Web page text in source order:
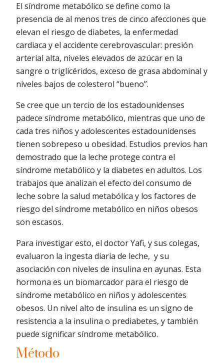
El síndrome metabólico se define como la
presencia de al menos tres de cinco afecciones que
elevan el riesgo de diabetes, la enfermedad
cardiaca y el accidente cerebrovascular: presión
arterial alta, niveles elevados de azúcar en la
sangre o triglicéridos, exceso de grasa abdominal y
niveles bajos de colesterol “bueno”.
Se cree que un tercio de los estadounidenses
padece síndrome metabólico, mientras que uno de
cada tres niños y adolescentes estadounidenses
tienen sobrepeso u obesidad. Estudios previos han
demostrado que la leche protege contra el
síndrome metabólico y la diabetes en adultos. Los
trabajos que analizan el efecto del consumo de
leche sobre la salud metabólica y los factores de
riesgo del síndrome metabólico en niños obesos
son escasos.
Para investigar esto, el doctor Yafi, y sus colegas,
evaluaron la ingesta diaria de leche, y su
asociación con niveles de insulina en ayunas. Esta
hormona es un biomarcador para el riesgo de
síndrome metabólico en niños y adolescentes
obesos. Un nivel alto de insulina es un signo de
resistencia a la insulina o prediabetes, y también
puede significar síndrome metabólico.
Método